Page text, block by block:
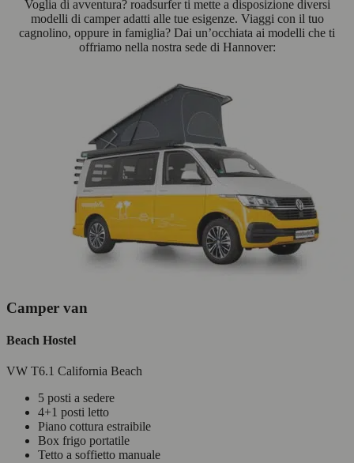
Voglia di avventura? roadsurfer ti mette a disposizione diversi
modelli di camper adatti alle tue esigenze. Viaggi con il tuo
cagnolino, oppure in famiglia? Dai un’occhiata ai modelli che ti
offriamo nella nostra sede di Hannover:
Camper van
Beach Hostel
VW T6.1 California Beach
5 posti a sedere
4+1 posti letto
Piano cottura estraibile
Box frigo portatile
Tetto a soffietto manuale